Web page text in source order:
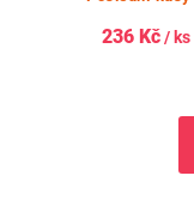
236 Kč/ ks